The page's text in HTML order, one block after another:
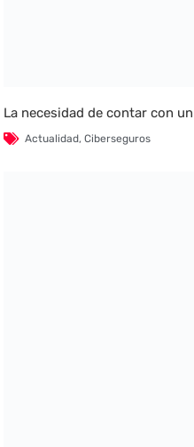
La necesidad de contar con
Actualidad,Ciberseguros